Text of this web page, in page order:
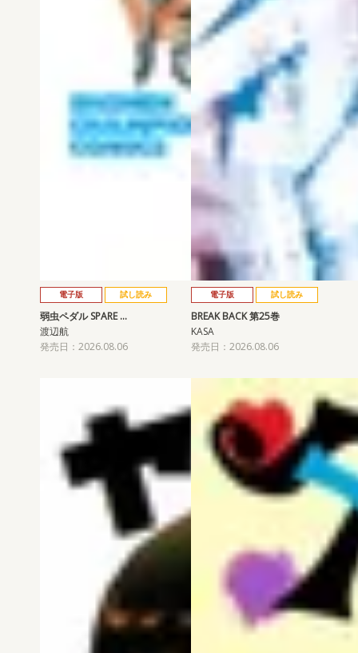
電子版 試し読み
弱虫ペダル SPARE …
渡辺航
発売日：2026.08.06
電子版 試し読み
BREAK BACK 第25巻
KASA
発売日：2026.08.06